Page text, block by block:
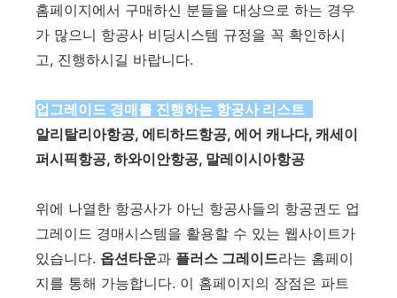
홈페이지에서 구매하신 분들을 대상으로 하는 경우
가 많으니 항공사 비딩시스템 규정을 꼭 확인하시
고, 진행하시길 바랍니다.
업그레이드 경매를 진행하는 항공사 리스트
알리탈리아항공, 에티하드항공, 에어 캐나다, 캐세이
퍼시픽항공, 하와이안항공, 말레이시아항공
위에 나열한 항공사가 아닌 항공사들의 항공권도 업
그레이드 경매시스템을 활용할 수 있는 웹사이트가
있습니다. 옵션타운과 플러스 그레이드라는 홈페이
지를 통해 가능합니다. 이 홈페이지의 장점은 파트